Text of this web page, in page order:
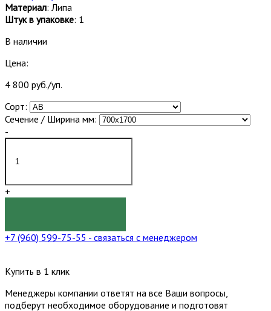
Материал: Липа
Штук в упаковке: 1
В наличии
Цена:
4 800 руб./уп.
Сорт:
Сечение / Ширина мм:
-
+
+7 (960) 599-75-55 - связаться с менеджером
Купить в 1 клик
Менеджеры компании ответят на все Ваши вопросы,
подберут необходимое оборудование и подготовят